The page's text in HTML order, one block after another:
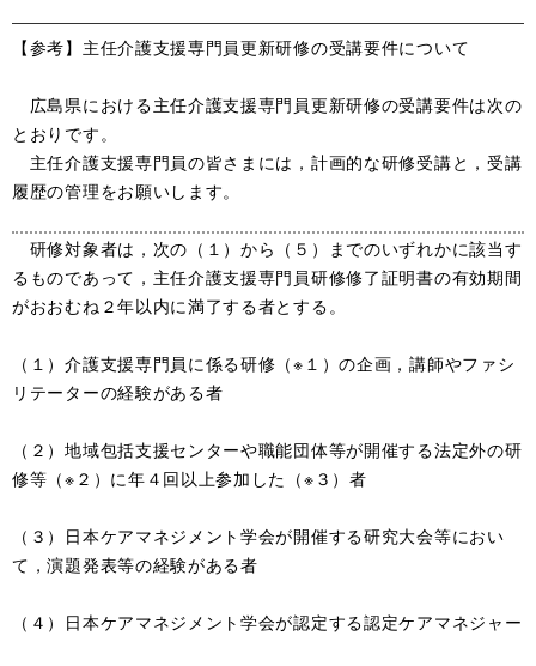
【参考】主任介護支援専門員更新研修の受講要件について
広島県における主任介護支援専門員更新研修の受講要件は次の
とおりです。
主任介護支援専門員の皆さまには，計画的な研修受講と，受講
履歴の管理をお願いします。
研修対象者は，次の（１）から（５）までのいずれかに該当す
るものであって，主任介護支援専門員研修修了証明書の有効期間
がおおむね２年以内に満了する者とする。
（１）介護支援専門員に係る研修（※１）の企画，講師やファシ
リテーターの経験がある者
（２）地域包括支援センターや職能団体等が開催する法定外の研
修等（※２）に年４回以上参加した（※３）者
（３）日本ケアマネジメント学会が開催する研究大会等におい
て，演題発表等の経験がある者
（４）日本ケアマネジメント学会が認定する認定ケアマネジャー